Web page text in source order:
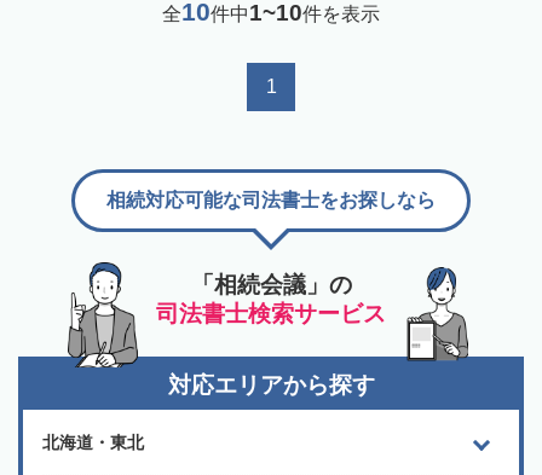
全10件中1~10件を表示
1
「相続会議」の
司法書士検索サービス
相続対応可能な司法書士をお探しなら
対応エリアから探す
北海道・東北